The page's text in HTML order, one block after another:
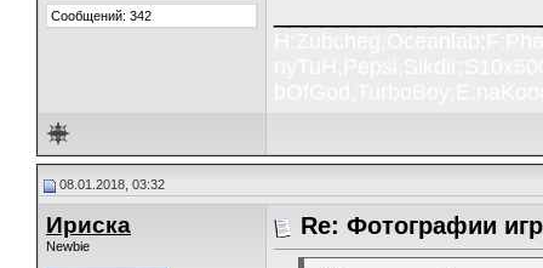
Сообщений: 342
08.01.2018, 03:32
Ириска
Newbie
Re: Фотографии